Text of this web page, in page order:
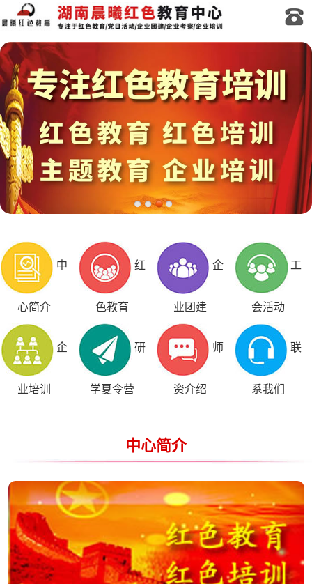
中
心简介
红
色教育
企
业团建
工
会活动
企
业培训
研
学夏令营
师
资介绍
联
系我们
中心简介